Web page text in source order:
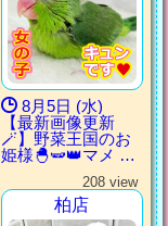
8月5日 (水)
【最新画像更新
🪄】野菜王国のお
姫様🐣🫛👑マメ …
208 view
柏店